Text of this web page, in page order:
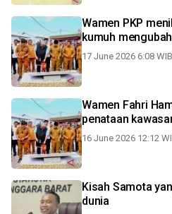
Wamen PKP
kumuh
17 June 2026 6:08 WIB
Wamen Fahri
penataan
16 June 2026 12:12
Kisah Samota
dunia